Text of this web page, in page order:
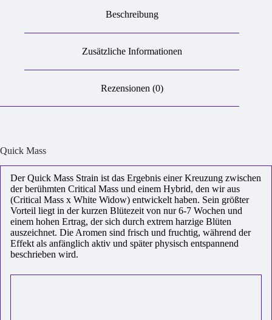
Beschreibung
Zusätzliche Informationen
Rezensionen (0)
Quick Mass
Der Quick Mass Strain ist das Ergebnis einer Kreuzung zwischen
der berühmten Critical Mass und einem Hybrid, den wir aus
(Critical Mass x White Widow) entwickelt haben. Sein größter
Vorteil liegt in der kurzen Blütezeit von nur 6-7 Wochen und
einem hohen Ertrag, der sich durch extrem harzige Blüten
auszeichnet. Die Aromen sind frisch und fruchtig, während der
Effekt als anfänglich aktiv und später physisch entspannend
beschrieben wird.